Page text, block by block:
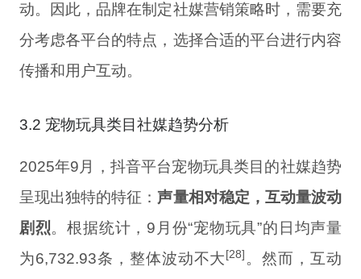
动。因此，品牌在制定社媒营销策略时，需要充
分考虑各平台的特点，选择合适的平台进行内容
传播和用户互动。
3.2 宠物玩具类目社媒趋势分析
2025年9月，抖音平台宠物玩具类目的社媒趋势
呈现出独特的特征：声量相对稳定，互动量波动
剧烈。根据统计，9月份“宠物玩具”的日均声量
为6,732.93条，整体波动不大[28] 。然而，互动